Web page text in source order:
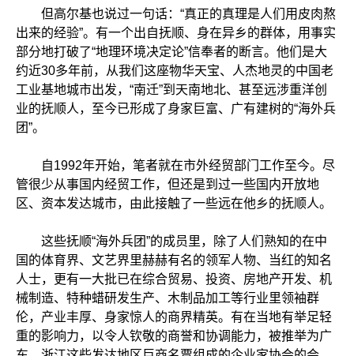
但高尔基也说过一句话：“真正的真理是人们用皮肉熬
出来的经验”。有一个出自抚顺、身在异乡的群体，用事实
部分地打破了“地理环境决定论”信奉者的断言。他们是大
约近30多年前，从我们这座物华天宝、人杰地灵的中国老
工业基地城市出发，“南迁”到天南地北、甚至远涉重洋创
业的抚顺人，至今已形成了身家巨富、广有建树的“海外兵
团”。
自1992年开始，笔者就在市外经贸部门工作至今。尽
管很少从事国内经贸工作，但还是到过一些国内开放地
区、资本发达城市，由此接触了一些远在他乡的抚顺人。
这些抚顺“海外兵团”的成员里，除了人们熟知的在中
国的体育界、文艺界里赫赫有名的领军人物、当红的知名
人士，更有一大批已在综合贸易、投资、房地产开发、机
械制造、特种蜡研发生产、木制品加工等行业里领袖群
伦，产业丰厚、身家惊人的商界精英。有在当地有举足轻
重的影响力，以令人钦敬的商誉和协调能力，被推举为广